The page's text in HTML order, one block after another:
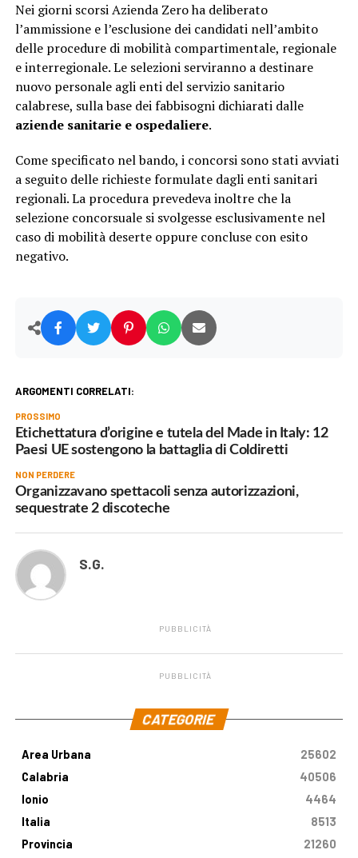
Nei giorni scorsi Azienda Zero ha deliberato
l’ammissione e l’esclusione dei candidati nell’ambito
delle procedure di mobilità compartimentale, regionale
e interregionale. Le selezioni serviranno a destinare
nuovo personale agli enti del servizio sanitario
calabrese, sulla base dei fabbisogni dichiarati dalle
aziende sanitarie e ospedaliere.
Come specificato nel bando, i concorsi sono stati avviati
a seguito delle richieste formulate dagli enti sanitari
regionali. La procedura prevedeva inoltre che la
selezione concorsuale si svolgesse esclusivamente nel
caso di mobilità deserte oppure concluse con esito
negativo.
ARGOMENTI CORRELATI:
PROSSIMO
Etichettatura d’origine e tutela del Made in Italy: 12
Paesi UE sostengono la battaglia di Coldiretti
NON PERDERE
Organizzavano spettacoli senza autorizzazioni,
sequestrate 2 discoteche
S.G.
PUBBLICITÀ
PUBBLICITÀ
CATEGORIE
Area Urbana
25602
Calabria
40506
Ionio
4464
Italia
8513
Provincia
21260